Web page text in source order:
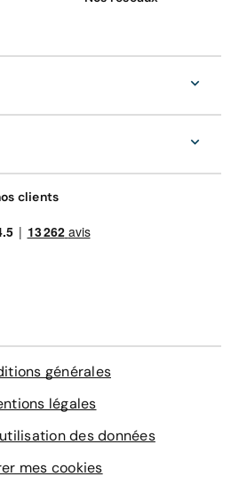
clients
générales
légales
des données
mes cookies